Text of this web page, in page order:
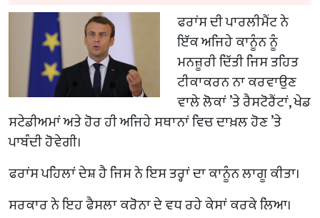
ਫਰਾਂਸ ਦੀ ਪਾਰਲੀਮੈਂਟ ਨੇ
ਇੱਕ ਅਜਿਹੇ ਕਾਨੂੰਨ ਨੂੰ
ਮਨਜ਼ੂਰੀ ਦਿੱਤੀ ਜਿਸ ਤਹਿਤ
ਟੀਕਾਕਰਨ ਨਾ ਕਰਵਾਉਣ
ਵਾਲੇ ਲੋਕਾਂ ’ਤੇ ਰੈਸਟੋਰੈਂਟਾਂ, ਖੇਡ
ਸਟੇਡੀਅਮਾਂ ਅਤੇ ਹੋਰ ਹੀ ਅਜਿਹੇ ਸਥਾਨਾਂ ਵਿਚ ਦਾਖ਼ਲ ਹੋਣ ’ਤੇ
ਪਾਬੰਦੀ ਹੋਵੇਗੀ।
ਫਰਾਂਸ ਪਹਿਲਾਂ ਦੇਸ਼ ਹੈ ਜਿਸ ਨੇ ਇਸ ਤਰ੍ਹਾਂ ਦਾ ਕਾਨੂੰਨ ਲਾਗੂ ਕੀਤਾ।
ਸਰਕਾਰ ਨੇ ਇਹ ਫੈਸਲਾ ਕਰੋਨਾ ਦੇ ਵਧ ਰਹੇ ਕੇਸਾਂ ਕਰਕੇ ਲਿਆ।